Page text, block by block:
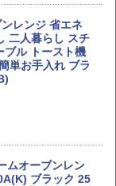
るる コシヒカリ
本 サントリー ウ
県産はまぐりだ
袋 保存食 備蓄
個
レンジ 省エネ
二人暮らし スチ
ブル トースト機
単お手入れ ブラ
ムオーブンレン
ブラック 25